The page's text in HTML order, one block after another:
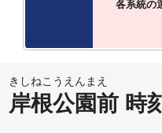
各系統の
きしねこうえんまえ
岸根公園前 時